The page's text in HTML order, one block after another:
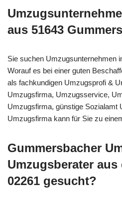
aus 51643
Sie suchen Umzugsunternehmen
Worauf es bei einer guten
als fachkundigen Umzugsprofi &
Umzugsfirma, Umzugsservice,
Umzugsfirma, günstige Sozialamt
Umzugsfirma kann für Sie zu
Gummersbacher
Umzugsberater aus
02261 gesucht?